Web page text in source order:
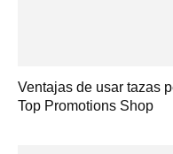
Ventajas de usar tazas
Top Promotions Shop